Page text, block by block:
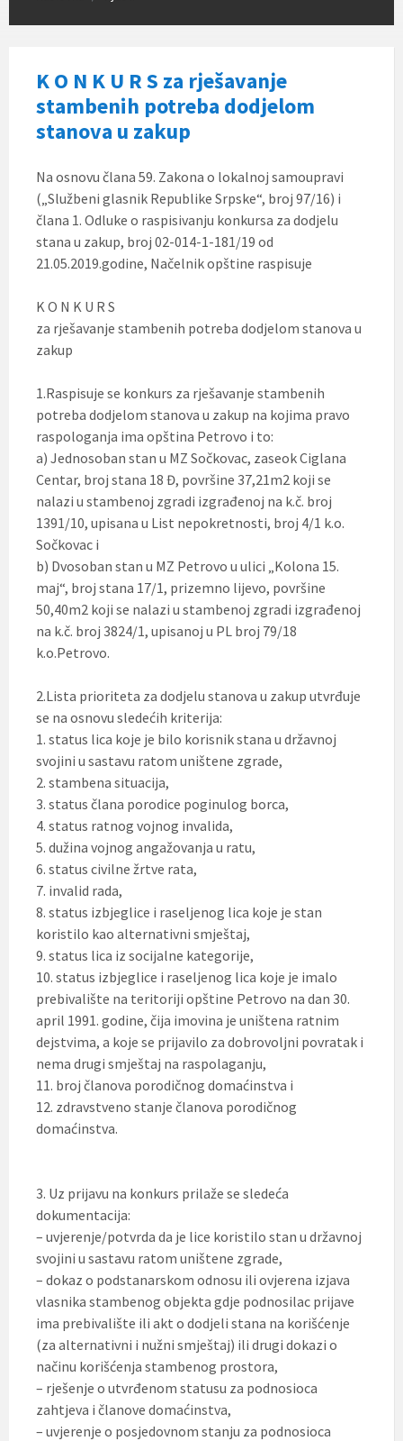
K O N K U R S za rješavanje
stambenih potreba dodjelom
stanova u zakup
Na osnovu člana 59. Zakona o lokalnoj samoupravi
(„Službeni glasnik Republike Srpske“, broj 97/16) i
člana 1. Odluke o raspisivanju konkursa za dodjelu
stana u zakup, broj 02-014-1-181/19 od
21.05.2019.godine, Načelnik opštine raspisuje
K O N K U R S
za rješavanje stambenih potreba dodjelom stanova u
zakup
1.Raspisuje se konkurs za rješavanje stambenih
potreba dodjelom stanova u zakup na kojima pravo
raspologanja ima opština Petrovo i to:
a) Jednosoban stan u MZ Sočkovac, zaseok Ciglana
Centar, broj stana 18 Đ, površine 37,21m2 koji se
nalazi u stambenoj zgradi izgrađenoj na k.č. broj
1391/10, upisana u List nepokretnosti, broj 4/1 k.o.
Sočkovac i
b) Dvosoban stan u MZ Petrovo u ulici „Kolona 15.
maj“, broj stana 17/1, prizemno lijevo, površine
50,40m2 koji se nalazi u stambenoj zgradi izgrađenoj
na k.č. broj 3824/1, upisanoj u PL broj 79/18
k.o.Petrovo.
2.Lista prioriteta za dodjelu stanova u zakup utvrđuje
se na osnovu sledećih kriterija:
1. status lica koje je bilo korisnik stana u državnoj
svojini u sastavu ratom uništene zgrade,
2. stambena situacija,
3. status člana porodice poginulog borca,
4. status ratnog vojnog invalida,
5. dužina vojnog angažovanja u ratu,
6. status civilne žrtve rata,
7. invalid rada,
8. status izbjeglice i raseljenog lica koje je stan
koristilo kao alternativni smještaj,
9. status lica iz socijalne kategorije,
10. status izbjeglice i raseljenog lica koje je imalo
prebivalište na teritoriji opštine Petrovo na dan 30.
april 1991. godine, čija imovina je uništena ratnim
dejstvima, a koje se prijavilo za dobrovoljni povratak i
nema drugi smještaj na raspolaganju,
11. broj članova porodičnog domaćinstva i
12. zdravstveno stanje članova porodičnog
domaćinstva.
3. Uz prijavu na konkurs prilaže se sledeća
dokumentacija:
– uvjerenje/potvrda da je lice koristilo stan u državnoj
svojini u sastavu ratom uništene zgrade,
– dokaz o podstanarskom odnosu ili ovjerena izjava
vlasnika stambenog objekta gdje podnosilac prijave
ima prebivalište ili akt o dodjeli stana na korišćenje
(za alternativni i nužni smještaj) ili drugi dokazi o
načinu korišćenja stambenog prostora,
– rješenje o utvrđenom statusu za podnosioca
zahtjeva i članove domaćinstva,
– uvjerenje o posjedovnom stanju za podnosioca